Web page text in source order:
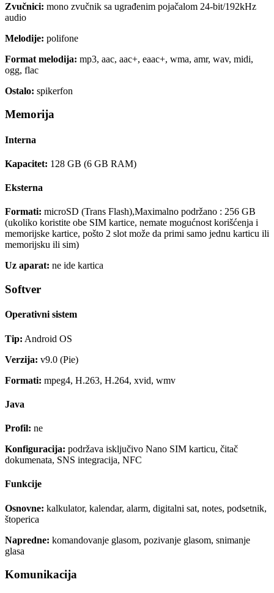
Zvučnici: mono zvučnik sa ugrađenim pojačalom 24-bit/192kHz
audio
Melodije: polifone
Format melodija: mp3, aac, aac+, eaac+, wma, amr, wav, midi,
ogg, flac
Ostalo: spikerfon
Memorija
Interna
Kapacitet: 128 GB (6 GB RAM)
Eksterna
Formati: microSD (Trans Flash),Maximalno podržano : 256 GB
(ukoliko koristite obe SIM kartice, nemate mogućnost korišćenja i
memorijske kartice, pošto 2 slot može da primi samo jednu karticu ili
memorijsku ili sim)
Uz aparat: ne ide kartica
Softver
Operativni sistem
Tip: Android OS
Verzija: v9.0 (Pie)
Formati: mpeg4, H.263, H.264, xvid, wmv
Java
Profil: ne
Konfiguracija: podržava isključivo Nano SIM karticu, čitač
dokumenata, SNS integracija, NFC
Funkcije
Osnovne: kalkulator, kalendar, alarm, digitalni sat, notes, podsetnik,
štoperica
Napredne: komandovanje glasom, pozivanje glasom, snimanje
glasa
Komunikacija